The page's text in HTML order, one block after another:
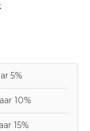
5%
10%
15%